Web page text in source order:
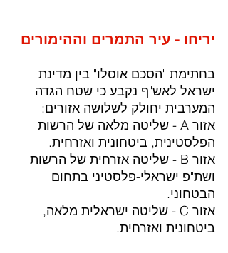
יריחו - עיר התמרים וההימורים
בחתימת "הסכם אוסלו" בין מדינת
ישראל לאש"ף נקבע כי שטח הגדה
המערבית יחולק לשלושה אזורים:
אזור A - שליטה מלאה של הרשות
הפלסטינית, ביטחונית ואזרחית.
אזור B - שליטה אזרחית של הרשות
ושת"פ ישראלי-פלסטיני בתחום
הבטחוני.
אזור C - שליטה ישראלית מלאה,
ביטחונית ואזרחית.